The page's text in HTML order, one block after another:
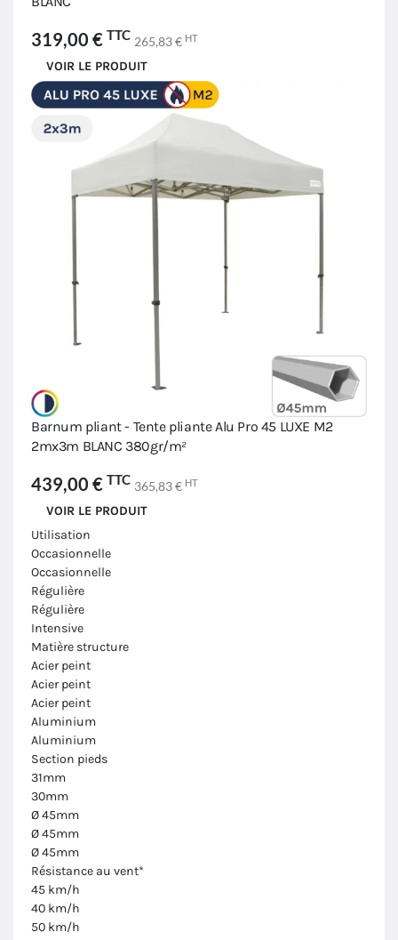
319,00 € TTC 265,83 € HT
VOIR LE PRODUIT
Barnum pliant - Tente pliante Alu Pro 45 LUXE M2
2mx3m BLANC 380gr/m²
439,00 € TTC 365,83 € HT
VOIR LE PRODUIT
Utilisation
Occasionnelle
Occasionnelle
Régulière
Régulière
Intensive
Matière structure
Acier peint
Acier peint
Acier peint
Aluminium
Aluminium
Section pieds
31mm
30mm
Ø 45mm
Ø 45mm
Ø 45mm
Résistance au vent*
45 km/h
40 km/h
50 km/h